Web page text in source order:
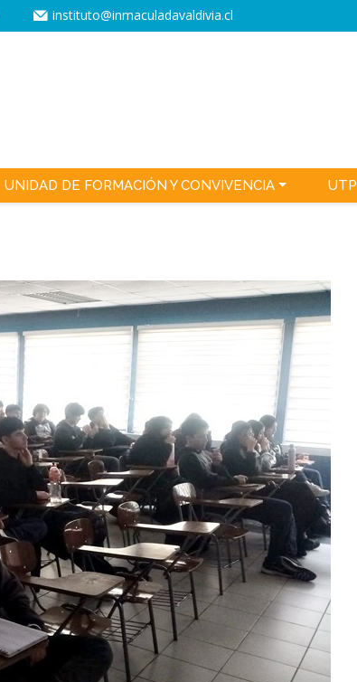
instituto@inmaculadavaldivia.cl
UNIDAD DE FORMACIÓN Y CONVIVENCIA UTP